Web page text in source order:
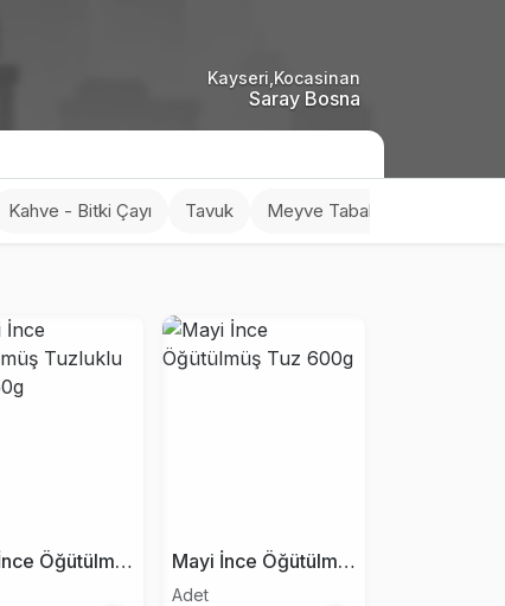
Kayseri,Kocasinan
Saray Bosna
Kahve - Bitki Çayı Tavuk Meyve Tabakları
Mayi İnce Öğütülmüş Tuzluklu Tuz 250g Mayi İnce Öğütülmüş Tuz 600g
Adet